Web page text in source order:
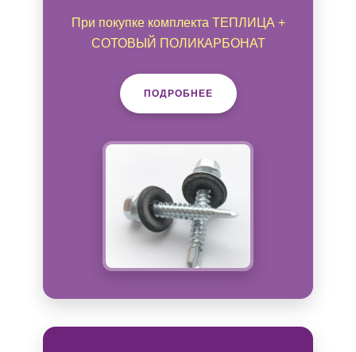
При покупке комплекта ТЕПЛИЦА +
СОТОВЫЙ ПОЛИКАРБОНАТ
ПОДРОБНЕЕ